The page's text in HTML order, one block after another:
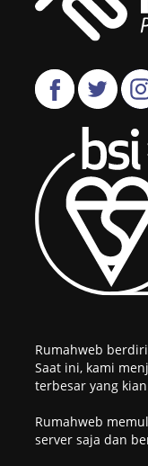
Rumahweb
Saat ini, kami
terbesar yang
Rumahweb
server saja dan